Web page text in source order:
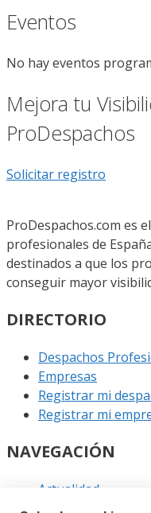
Eventos
No hay eventos
Mejora tu
ProDespachos
Solicitar registro
ProDespachos.com es
profesionales de
destinados a que los
conseguir mayor
DIRECTORIO
Despachos
Empresas
Registrar mi
Registrar mi
NAVEGACIÓN
Actualidad
Podcast